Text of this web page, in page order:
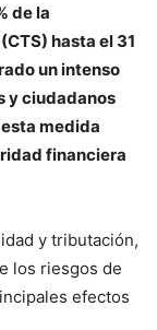
de la
hasta el 31
un intenso
y ciudadanos
medida
financiera
y tributación,
los riesgos de
efectos